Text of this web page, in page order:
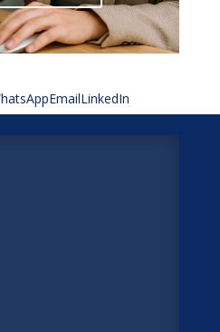
EmailLinkedIn